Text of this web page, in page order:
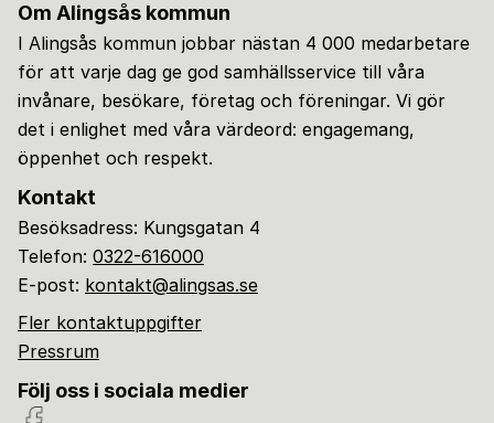
Om Alingsås kommun
I Alingsås kommun jobbar nästan 4 000 medarbetare
för att varje dag ge god samhällsservice till våra
invånare, besökare, företag och föreningar. Vi gör
det i enlighet med våra värdeord: engagemang,
öppenhet och respekt.
Kontakt
Besöksadress: Kungsgatan 4
Telefon: 0322-616000
E-post: kontakt@alingsas.se
Fler kontaktuppgifter
Pressrum
Följ oss i sociala medier